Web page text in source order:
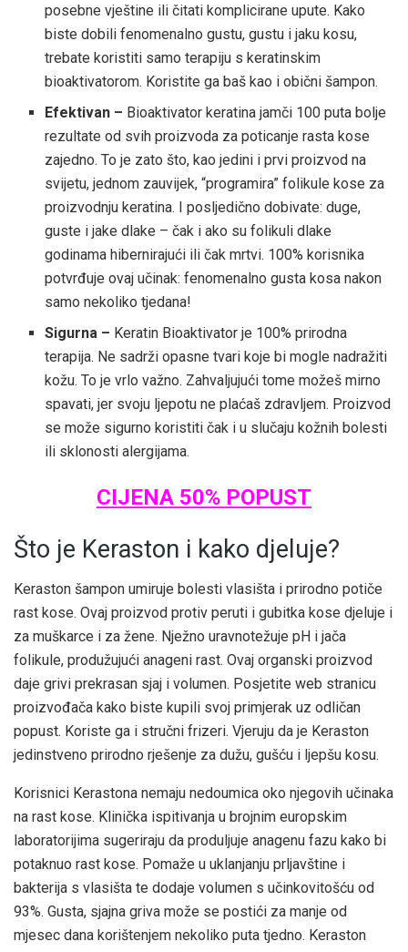
posebne vještine ili čitati komplicirane upute. Kako
biste dobili fenomenalno gustu, gustu i jaku kosu,
trebate koristiti samo terapiju s keratinskim
bioaktivatorom. Koristite ga baš kao i obični šampon.
Efektivan – Bioaktivator keratina jamči 100 puta bolje
rezultate od svih proizvoda za poticanje rasta kose
zajedno. To je zato što, kao jedini i prvi proizvod na
svijetu, jednom zauvijek, “programira” folikule kose za
proizvodnju keratina. I posljedično dobivate: duge,
guste i jake dlake – čak i ako su folikuli dlake
godinama hibernirajući ili čak mrtvi. 100% korisnika
potvrđuje ovaj učinak: fenomenalno gusta kosa nakon
samo nekoliko tjedana!
Sigurna – Keratin Bioaktivator je 100% prirodna
terapija. Ne sadrži opasne tvari koje bi mogle nadražiti
kožu. To je vrlo važno. Zahvaljujući tome možeš mirno
spavati, jer svoju ljepotu ne plaćaš zdravljem. Proizvod
se može sigurno koristiti čak i u slučaju kožnih bolesti
ili sklonosti alergijama.
CIJENA 50% POPUST
Što je Keraston i kako djeluje?
Keraston šampon umiruje bolesti vlasišta i prirodno potiče
rast kose. Ovaj proizvod protiv peruti i gubitka kose djeluje i
za muškarce i za žene. Nježno uravnotežuje pH i jača
folikule, produžujući anageni rast. Ovaj organski proizvod
daje grivi prekrasan sjaj i volumen. Posjetite web stranicu
proizvođača kako biste kupili svoj primjerak uz odličan
popust. Koriste ga i stručni frizeri. Vjeruju da je Keraston
jedinstveno prirodno rješenje za dužu, gušću i ljepšu kosu.
Korisnici Kerastona nemaju nedoumica oko njegovih učinaka
na rast kose. Klinička ispitivanja u brojnim europskim
laboratorijima sugeriraju da produljuje anagenu fazu kako bi
potaknuo rast kose. Pomaže u uklanjanju prljavštine i
bakterija s vlasišta te dodaje volumen s učinkovitošću od
93%. Gusta, sjajna griva može se postići za manje od
mjesec dana korištenjem nekoliko puta tjedno. Keraston